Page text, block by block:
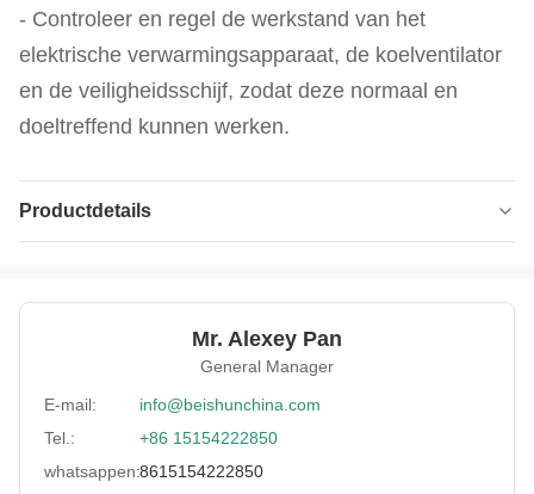
- Controleer en regel de werkstand van het
elektrische verwarmingsapparaat, de koelventilator
en de veiligheidsschijf, zodat deze normaal en
doeltreffend kunnen werken.
Productdetails
Videotechnische ondersteuning
Screw Design: met een breedte van niet meer dan 15 mm
Control: Automatisch of halfautomatisch
Mr. Alexey Pan
General Manager
E-mail:
info@beishunchina.com
Tel.:
+86 15154222850
whatsappen:8615154222850